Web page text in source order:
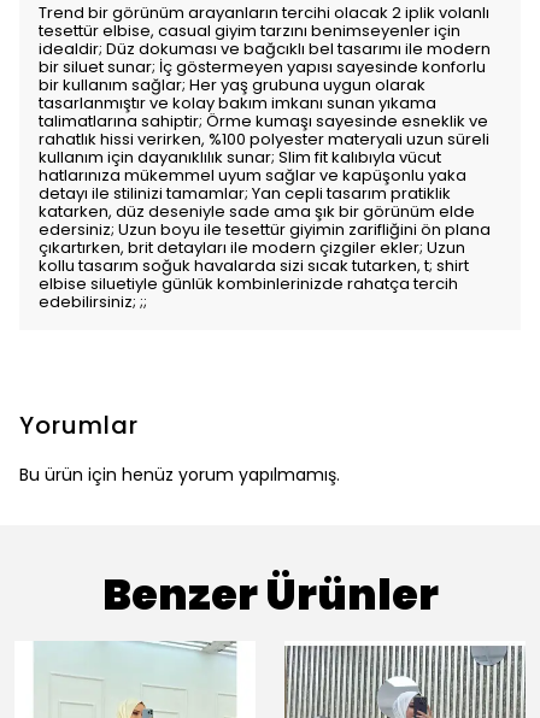
Trend bir görünüm arayanların tercihi olacak 2 iplik volanlı
tesettür elbise, casual giyim tarzını benimseyenler için
idealdir; Düz dokuması ve bağcıklı bel tasarımı ile modern
bir siluet sunar; İç göstermeyen yapısı sayesinde konforlu
bir kullanım sağlar; Her yaş grubuna uygun olarak
tasarlanmıştır ve kolay bakım imkanı sunan yıkama
talimatlarına sahiptir; Örme kumaşı sayesinde esneklik ve
rahatlık hissi verirken, %100 polyester materyali uzun süreli
kullanım için dayanıklılık sunar; Slim fit kalıbıyla vücut
hatlarınıza mükemmel uyum sağlar ve kapüşonlu yaka
detayı ile stilinizi tamamlar; Yan cepli tasarım pratiklik
katarken, düz deseniyle sade ama şık bir görünüm elde
edersiniz; Uzun boyu ile tesettür giyimin zarifliğini ön plana
çıkartırken, brit detayları ile modern çizgiler ekler; Uzun
kollu tasarım soğuk havalarda sizi sıcak tutarken, t; shirt
elbise siluetiyle günlük kombinlerinizde rahatça tercih
edebilirsiniz; ;;
Yorumlar
Bu ürün için henüz yorum yapılmamış.
Benzer Ürünler